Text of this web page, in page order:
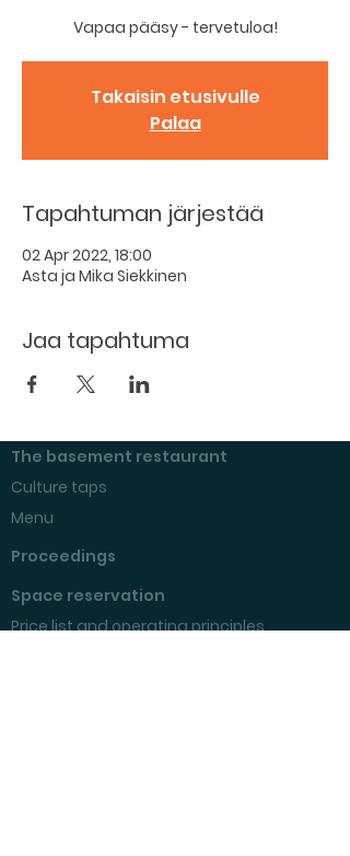
Vapaa pääsy - tervetuloa!
Takaisin etusivulle
Palaa
Tapahtuman järjestää
02 Apr 2022, 18:00
Asta ja Mika Siekkinen
Jaa tapahtuma
The basement restaurant
Culture taps
Menu
Proceedings
Space reservation
Price list and operating principles